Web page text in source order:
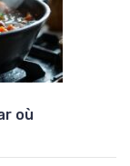
où